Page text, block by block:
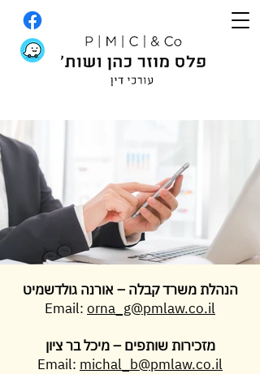
הנהלת משרד קבלה – אורנה גולדשמיט
Email: orna_g@pmlaw.co.il
מזכירות שותפים – מיכל בר ציון
Email: michal_b@pmlaw.co.il